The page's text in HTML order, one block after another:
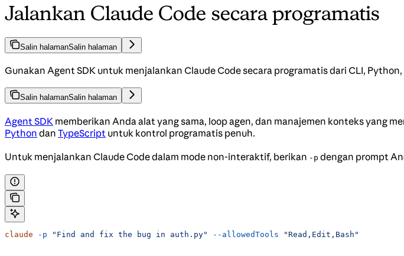
Jalankan Claude Code secara programatis
Salin halamanSalin halaman
Gunakan Agent SDK untuk menjalankan Claude Code secara programatis dari CLI,
Salin halamanSalin halaman
Agent SDK memberikan Anda alat yang sama, loop agen, dan manajemen konteks yang
Python dan TypeScript untuk kontrol programatis penuh.
Untuk menjalankan Claude Code dalam mode non-interaktif, berikan -p dengan prompt
claude -p "Find and fix the bug in auth.py" --allowedTools "Read,Edit,Bash"